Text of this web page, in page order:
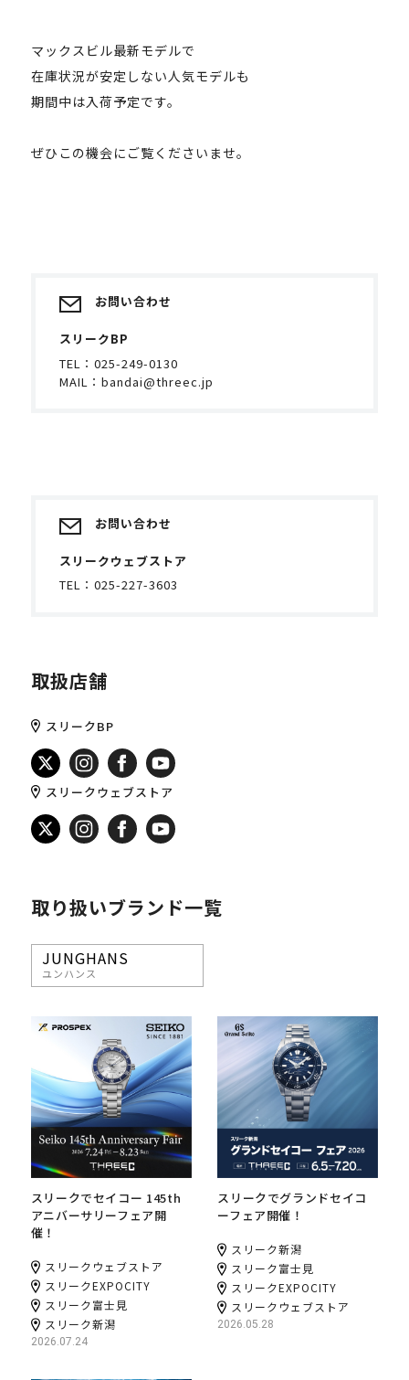
マックスビル最新モデルで
在庫状況が安定しない人気モデルも
期間中は入荷予定です。
ぜひこの機会にご覧くださいませ。
お問い合わせ
スリークBP
TEL： 025-249-0130
MAIL： bandai@threec.jp
お問い合わせ
スリークウェブストア
TEL： 025-227-3603
取扱店舗
スリークBP
スリークウェブストア
取り扱いブランド一覧
JUNGHANS
ユンハンス
スリークでセイコー 145th
アニバーサリーフェア開
催！
スリークウェブストア
スリークEXPOCITY
スリーク富士見
スリーク新潟
2026.07.24
スリークでグランドセイコ
ーフェア開催！
スリーク新潟
スリーク富士見
スリークEXPOCITY
スリークウェブストア
2026.05.28